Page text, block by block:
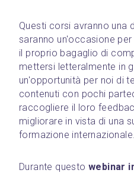
Questi corsi avranno una
saranno un'occasione
il proprio bagaglio di
mettersi letteralmente in
un'opportunità per noi di
contenuti con pochi
raccogliere il loro
migliorare in vista di una
formazione internazionale.
Durante questo webinar